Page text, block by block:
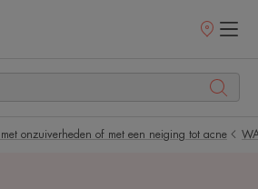
onzuiverheden of met een neiging tot acne